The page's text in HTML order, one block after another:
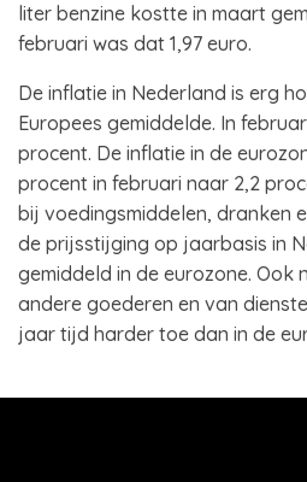
liter benzine kostte in maart
februari was dat 1,97 euro.
De inflatie in Nederland is erg
Europees gemiddelde. In
procent. De inflatie in de
procent in februari naar 2,2
bij voedingsmiddelen, dranken
de prijsstijging op jaarbasis in
gemiddeld in de eurozone. Ook
andere goederen en van
jaar tijd harder toe dan in de